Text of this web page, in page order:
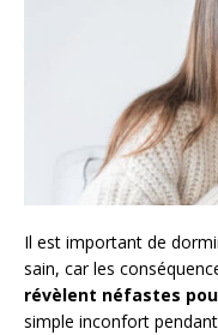
Il est important de
sain, car les
révèlent néfastes
simple inconfort